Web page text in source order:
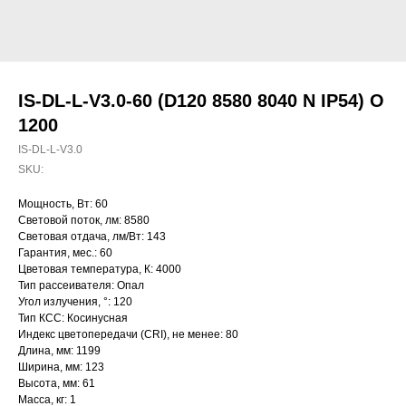
IS-DL-L-V3.0-60 (D120 8580 8040 N IP54) O
1200
IS-DL-L-V3.0
SKU:
Мощность, Вт: 60
Световой поток, лм: 8580
Световая отдача, лм/Вт: 143
Гарантия, мес.: 60
Цветовая температура, К: 4000
Тип рассеивателя: Опал
Угол излучения, °: 120
Тип КСС: Косинусная
Индекс цветопередачи (CRI), не менее: 80
Длина, мм: 1199
Ширина, мм: 123
Высота, мм: 61
Масса, кг: 1